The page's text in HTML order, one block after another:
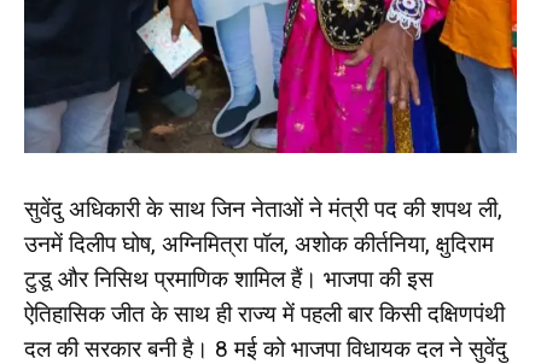
सुवेंदु अधिकारी के साथ जिन नेताओं ने मंत्री पद की शपथ ली,
उनमें दिलीप घोष, अग्निमित्रा पॉल, अशोक कीर्तनिया, क्षुदिराम
टुडू और निसिथ प्रमाणिक शामिल हैं। भाजपा की इस
ऐतिहासिक जीत के साथ ही राज्य में पहली बार किसी दक्षिणपंथी
दल की सरकार बनी है। 8 मई को भाजपा विधायक दल ने सुवेंदु